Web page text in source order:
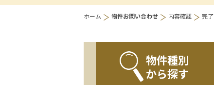
ホーム 物件お問い合わせ 内容確認 完了
物件種別
から探す